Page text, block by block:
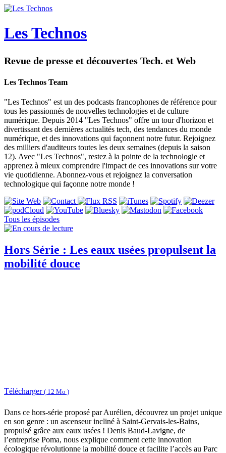
Les Technos
Revue de presse et découvertes Tech. et Web
Les Technos Team
"Les Technos" est un des podcasts francophones de référence pour
tous les passionnés de nouvelles technologies et de culture
numérique. Depuis 2014 "Les Technos" offre un tour d'horizon et
divertissant des dernières actualités tech, des tendances du monde
numérique, et des innovations qui façonnent notre futur. Rejoignez
des milliers d'auditeurs toutes les deux semaines (depuis la saison
12). Avec "Les Technos", restez à la pointe de la technologie et
apprenez à mieux comprendre l'impact de ces innovations sur votre
vie quotidienne. Abonnez-vous et rejoignez la conversation
technologique qui façonne notre monde !
Tous les épisodes
Hors Série : Les eaux usées propulsent la
mobilité douce
Télécharger ( 12 Mo )
Dans ce hors-série proposé par Aurélien, découvrez un projet unique
en son genre : un ascenseur incliné à Saint-Gervais-les-Bains,
propulsé grâce aux eaux usées ! Denis Baud-Lavigne, de
l’entreprise Poma, nous explique comment cette innovation
écologique révolutionne la mobilité douce et facilite l’accès au Parc